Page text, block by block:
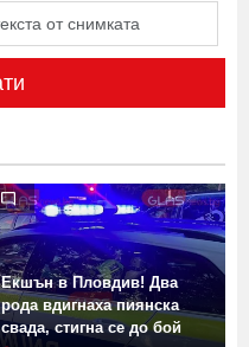
Екшън в Пловдив! Два